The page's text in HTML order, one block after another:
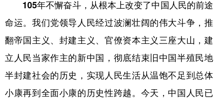
105年不懈奋斗，从根本上改变了中国人民的前途
命运。 我们党领导人民经过波澜壮阔的伟大斗争，推
翻帝国主义、封建主义、官僚资本主义三座大山，建
立人民当家作主的新中国，彻底结束旧中国半殖民地
半封建社会的历史，实现人民生活从温饱不足到总体
小康再到全面小康的历史性跨越。今天，中国人民已